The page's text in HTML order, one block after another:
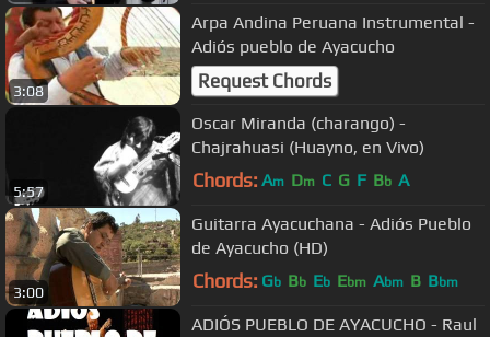
3:08
Arpa Andina Peruana Instrumental -
Adiós pueblo de Ayacucho
Request Chords
5:57
Oscar Miranda (charango) -
Chajrahuasi (Huayno, en Vivo)
Chords: Am Dm C G F Bb A
3:00
Guitarra Ayacuchana - Adiós Pueblo
de Ayacucho (HD)
Chords: Gb Bb Eb Ebm Abm B Bbm
ADIÓS PUEBLO DE AYACUCHO - Raul